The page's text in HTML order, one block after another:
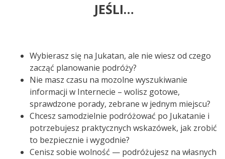
JEŚLI…
Wybierasz się na Jukatan, ale nie wiesz od czego
zacząć planowanie podróży?
Nie masz czasu na mozolne wyszukiwanie
informacji w Internecie – wolisz gotowe,
sprawdzone porady, zebrane w jednym miejscu?
Chcesz samodzielnie podróżować po Jukatanie i
potrzebujesz praktycznych wskazówek, jak zrobić
to bezpiecznie i wygodnie?
Cenisz sobie wolność — podróżujesz na własnych